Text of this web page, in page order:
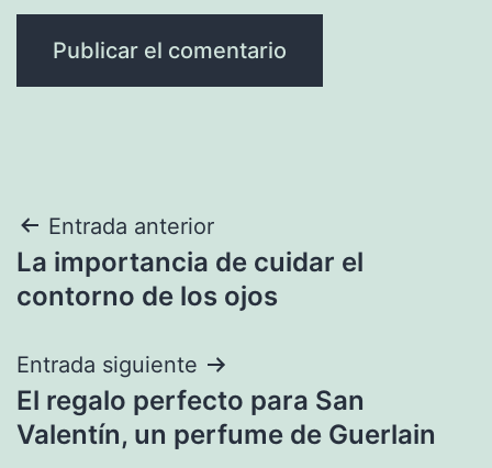
Navegación
de
Entrada anterior
La importancia de cuidar el
contorno de los ojos
Entrada siguiente
El regalo perfecto para San
Valentín, un perfume de Guerlain